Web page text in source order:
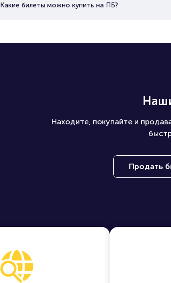
Какие билеты можно купить на ПБ?
Находите, покупайте и
Продать